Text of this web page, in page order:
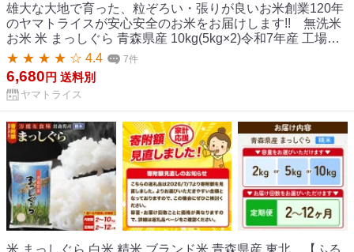
雄大な大地で育った、粒ぞろい・張りが良いお米創業120年
のヤマトライスが安心安全のお米をお届けします!! 無洗米
お米 米 まっしぐら 青森県産 10kg(5kg×2)令和7年産 工場直
送 お歳暮 お中元
★ ★ ★ ★ ☆ 4.4 7件
6,680 円 送料別
ヤマトライス
米 まっしぐら 白米 精米 ブランド米 青森県産 東北 【ふる